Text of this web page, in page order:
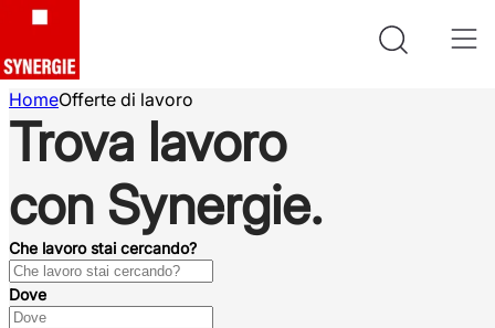
HomeOfferte di lavoro
Trova lavoro
con Synergie.
Che lavoro stai cercando?
Dove